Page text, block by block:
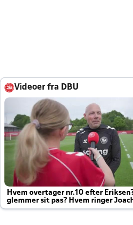
Videoer fra DBU
Hvem overtager nr.10 efter
glemmer sit pas? Hvem ringer
altid til efter kampe?